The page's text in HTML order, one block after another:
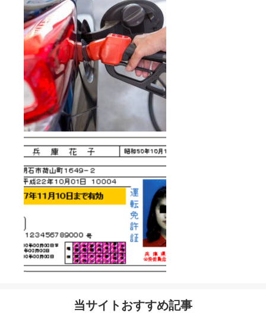
当サイトおすすめ記事